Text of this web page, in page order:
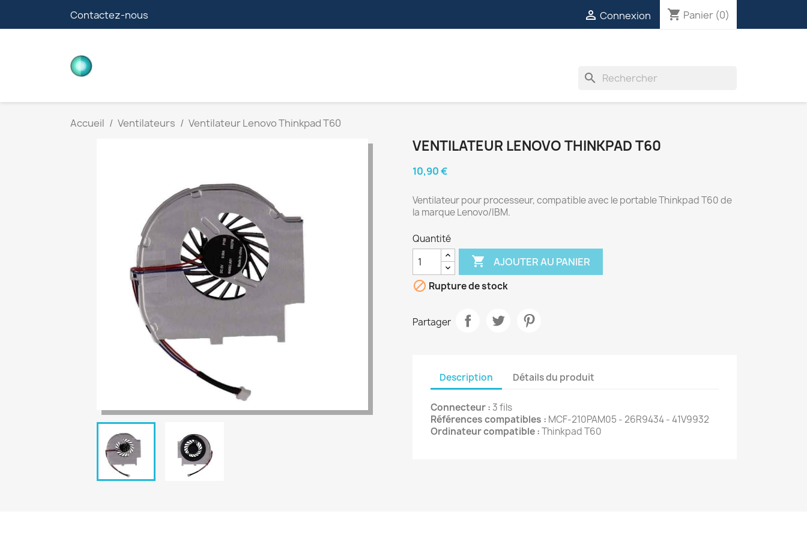
Contactez-nous  Connexion shopping_cart Panier (0)
search
Accueil Ventilateurs Ventilateur Lenovo Thinkpad T60
VENTILATEUR LENOVO THINKPAD T60
10,90 €
Ventilateur pour processeur, compatible avec le portable Thinkpad T60 de
la marque Lenovo/IBM.
Quantité
 AJOUTER AU PANIER
 Rupture de stock
Partager
Description Détails du produit
Connecteur :3 fils
Références compatibles : MCF-210PAM05 - 26R9434 - 41V9932
Ordinateur compatible :Thinkpad T60